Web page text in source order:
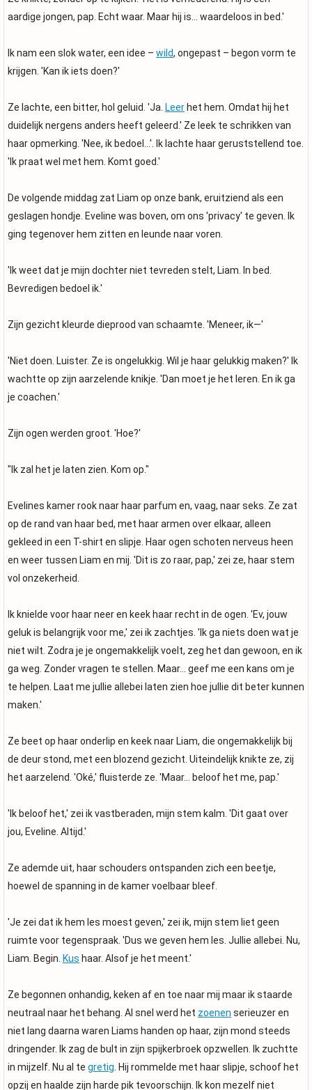
aardige jongen, pap. Echt waar. Maar hij is... waardeloos in bed.'
Ik nam een ​​slok water, een idee – wild, ongepast – begon vorm te
krijgen. 'Kan ik iets doen?'
Ze lachte, een bitter, hol geluid. 'Ja. Leer het hem. Omdat hij het
duidelijk nergens anders heeft geleerd.' Ze leek te schrikken van
haar opmerking. 'Nee, ik bedoel...'. Ik lachte haar geruststellend toe.
'Ik praat wel met hem. Komt goed.'
De volgende middag zat Liam op onze bank, eruitziend als een
geslagen hondje. Eveline was boven, om ons 'privacy' te geven. Ik
ging tegenover hem zitten en leunde naar voren.
'Ik weet dat je mijn dochter niet tevreden stelt, Liam. In bed.
Bevredigen bedoel ik.'
Zijn gezicht kleurde dieprood van schaamte. 'Meneer, ik—'
'Niet doen. Luister. Ze is ongelukkig. Wil je haar gelukkig maken?' Ik
wachtte op zijn aarzelende knikje. 'Dan moet je het leren. En ik ga
je coachen.'
Zijn ogen werden groot. 'Hoe?'
"Ik zal het je laten zien. Kom op."
Evelines kamer rook naar haar parfum en, vaag, naar seks. Ze zat
op de rand van haar bed, met haar armen over elkaar, alleen
gekleed in een T-shirt en slipje. Haar ogen schoten nerveus heen
en weer tussen Liam en mij. 'Dit is zo raar, pap,' zei ze, haar stem
vol onzekerheid.
Ik knielde voor haar neer en keek haar recht in de ogen. 'Ev, jouw
geluk is belangrijk voor me,' zei ik zachtjes. 'Ik ga niets doen wat je
niet wilt. Zodra je je ongemakkelijk voelt, zeg het dan gewoon, en ik
ga weg. Zonder vragen te stellen. Maar... geef me een kans om je
te helpen. Laat me jullie allebei laten zien hoe jullie dit beter kunnen
maken.'
Ze beet op haar onderlip en keek naar Liam, die ongemakkelijk bij
de deur stond, met een blozend gezicht. Uiteindelijk knikte ze, zij
het aarzelend. 'Oké,' fluisterde ze. 'Maar... beloof het me, pap.'
'Ik beloof het,' zei ik vastberaden, mijn stem kalm. 'Dit gaat over
jou, Eveline. Altijd.'
Ze ademde uit, haar schouders ontspanden zich een beetje,
hoewel de spanning in de kamer voelbaar bleef.
'Je zei dat ik hem les moest geven,' zei ik, mijn stem liet geen
ruimte voor tegenspraak. 'Dus we geven hem les. Jullie allebei. Nu,
Liam. Begin. Kus haar. Alsof je het meent.'
Ze begonnen onhandig, keken af en toe naar mij maar ik staarde
neutraal naar het behang. Al snel werd het zoenen serieuzer en
niet lang daarna waren Liams handen op haar, zijn mond steeds
dringender. Ik zag de bult in zijn spijkerbroek opzwellen. Ik zuchtte
in mijzelf. Nu al te gretig . Hij rommelde met haar slipje, schoof het
opzij en haalde zijn harde pik tevoorschijn. Ik kon mezelf niet